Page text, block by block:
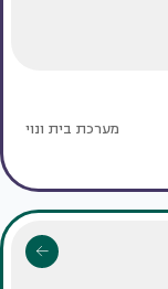
מערכת בית ונוי